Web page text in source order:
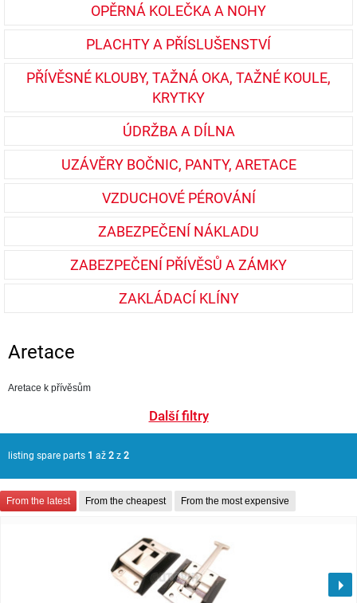
OPĚRNÁ KOLEČKA A NOHY
PLACHTY A PŘÍSLUŠENSTVÍ
PŘÍVĚSNÉ KLOUBY, TAŽNÁ OKA, TAŽNÉ KOULE,
KRYTKY
ÚDRŽBA A DÍLNA
UZÁVĚRY BOČNIC, PANTY, ARETACE
VZDUCHOVÉ PÉROVÁNÍ
ZABEZPEČENÍ NÁKLADU
ZABEZPEČENÍ PŘÍVĚSŮ A ZÁMKY
ZAKLÁDACÍ KLÍNY
Aretace
Aretace k přívěsům
Další filtry
listing spare parts 1 až2z2
From the latest From the cheapest From the most expensive